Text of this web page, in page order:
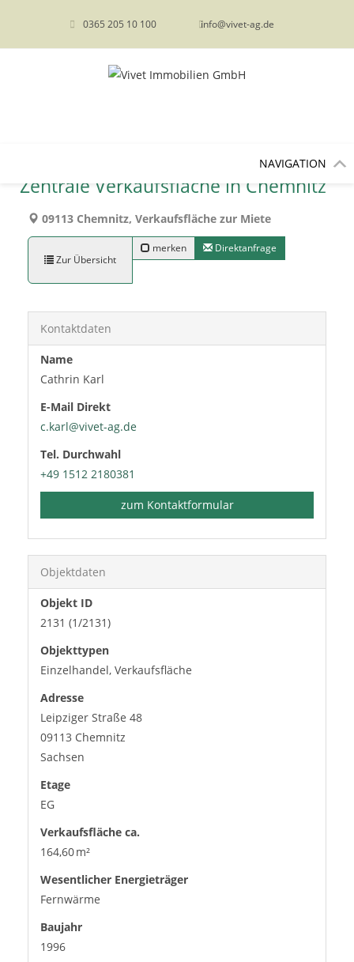
0365 205 10 100 info@vivet-ag.de
NAVIGATION
Zentrale Verkaufsfläche in Chemnitz
09113 Chemnitz, Verkaufsfläche zur Miete
Zur Übersicht
merken Direktanfrage
Kontaktdaten
Name
Cathrin Karl
E-Mail Direkt
c.karl@vivet-ag.de
Tel. Durchwahl
+49 1512 2180381
zum Kontaktformular
Objektdaten
Objekt ID
2131 (1/2131)
Objekttypen
Einzelhandel, Verkaufsfläche
Adresse
Leipziger Straße 48
09113 Chemnitz
Sachsen
Etage
EG
Verkaufsfläche ca.
164,60 m²
Wesentlicher Energieträger
Fernwärme
Baujahr
1996